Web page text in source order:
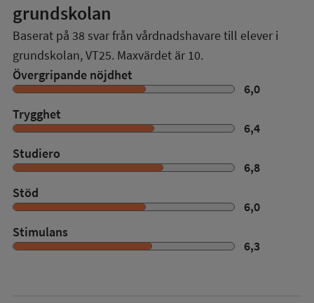
grundskolan
Baserat på 38 svar från vårdnadshavare till elever i
grundskolan,VT25. Maxvärdet är 10.
Övergripande nöjdhet
6,0
Trygghet
6,4
Studiero
6,8
Stöd
6,0
Stimulans
6,3